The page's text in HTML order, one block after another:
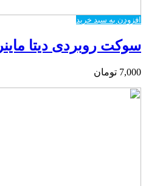
افزودن به سبد خرید
سوکت روبردی دیتا ماینر 10*2 صاف
7,000 تومان